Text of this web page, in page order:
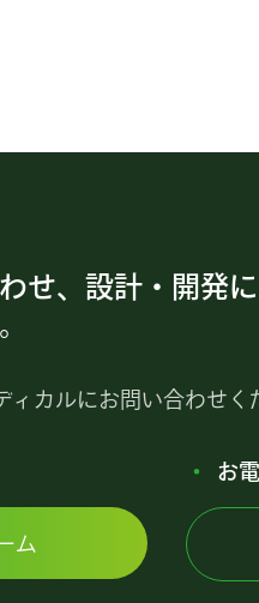
せ、設計・開発
カルにお問い合わせく
ム
お